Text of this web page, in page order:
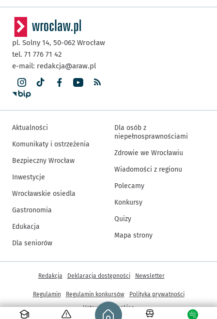
Strona główna - wroclaw.pl
pl. Solny 14, 50-062 Wrocław
tel. 71 776 71 42
e-mail: redakcja@araw.pl
Aktualności
Komunikaty i ostrzeżenia
Bezpieczny Wrocław
Inwestycje
Wrocławskie osiedla
Gastronomia
Edukacja
Dla seniorów
Dla osób z
niepełnosprawnościami
Zdrowie we Wrocławiu
Wiadomości z regionu
Polecamy
Konkursy
Quizy
Mapa strony
Inne informacje
Redakcja Deklaracja dostępności Newsletter
Regulamin Regulamin konkursów
Polityka prywatności
Ustawienia cookies